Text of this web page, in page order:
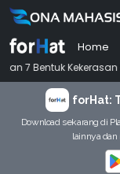
Home
Kekerasan Seksual •
forHat:
Download sekarang di
lainnya